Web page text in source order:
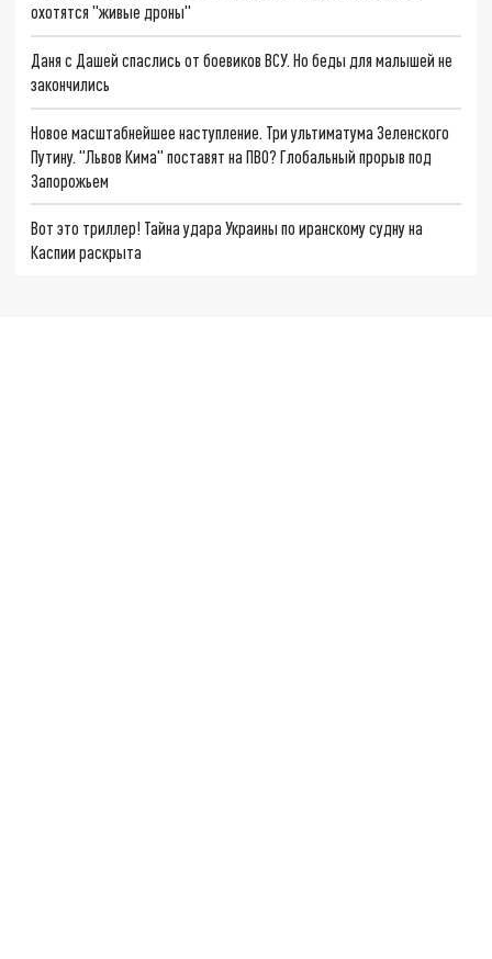
охотятся "живые дроны"
Даня с Дашей спаслись от боевиков ВСУ. Но беды для малышей не
закончились
Новое масштабнейшее наступление. Три ультиматума Зеленского
Путину. "Львов Кима" поставят на ПВО? Глобальный прорыв под
Запорожьем
Вот это триллер! Тайна удара Украины по иранскому судну на
Каспии раскрыта